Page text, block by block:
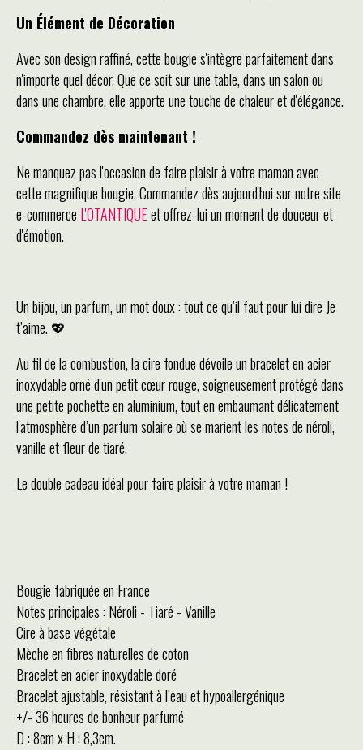
Un Élément de Décoration
Avec son design raffiné, cette bougie s'intègre parfaitement dans
n'importe quel décor. Que ce soit sur une table, dans un salon ou
dans une chambre, elle apporte une touche de chaleur et d'élégance.
Commandez dès maintenant !
Ne manquez pas l'occasion de faire plaisir à votre maman avec
cette magnifique bougie. Commandez dès aujourd'hui sur notre site
e-commerce L'OTANTIQUEet offrez-lui un moment de douceur et
d'émotion.
Un bijou, un parfum, un mot doux : tout ce qu’il faut pour lui dire Je
t’aime. 💖
Au fil de la combustion, la cire fondue dévoile un bracelet en acier
inoxydable orné d'un petit cœur rouge, soigneusement protégé dans
une petite pochette en aluminium, tout en embaumant délicatement
l'atmosphère d’un parfum solaire où se marient les notes de néroli,
vanille et fleur de tiaré.
Le double cadeau idéal pour faire plaisir à votre maman !
Bougie fabriquée en France
Notes principales : Néroli - Tiaré - Vanille
Cire à base végétale
Mèche en fibres naturelles de coton
Bracelet en acier inoxydable doré
Bracelet ajustable, résistant à l’eau et hypoallergénique
+/- 36 heures de bonheur parfumé
D : 8cm x H : 8,3cm.